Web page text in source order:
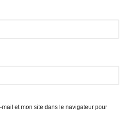
mail et mon site dans le navigateur pour